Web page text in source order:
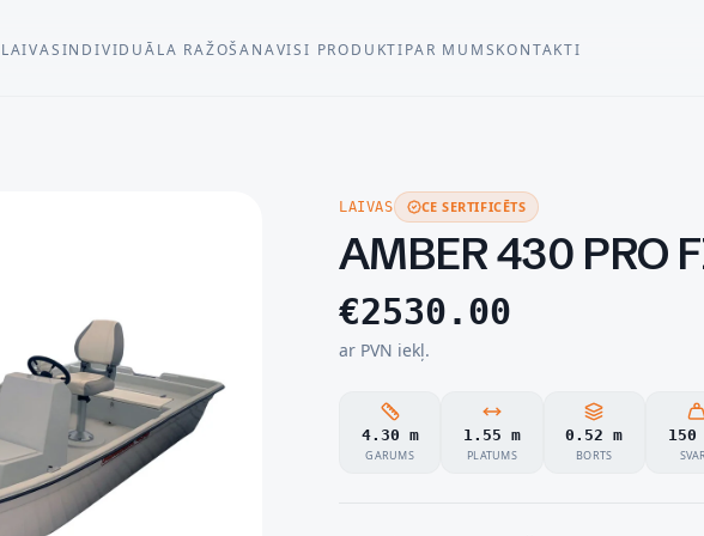
LAIVASINDIVIDUĀLA RAŽOŠANAVISI PRODUKTIPAR MUMSKONTAKTI
LAIVAS CE SERTIFICĒTS
AMBER 430 PRO
€2530.00
ar PVN iekļ.
4.30 m
GARUMS
1.55 m
PLATUMS
0.52 m
BORTS
150